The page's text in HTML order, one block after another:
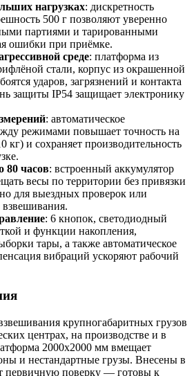
нагрузках: дискретность
500 г позволяют уверенно
партиями и тарированными
ошибки при приёмке.
среде: платформа из
стали, корпус из окрашенной
ударов, загрязнений и контакта
защиты IP54 защищает электронику
: автоматическое
режимами повышает точность на
кг) и сохраняет производительность
80 часов: встроенный аккумулятор
весы по территории без привязки
для выездных проверок или
: 6 кнопок, светодиодный
и функции накопления,
тары, а также автоматическое
вибраций ускоряют рабочий
крупногабаритных грузов
центрах, на производстве и в
2000х2000 мм вмещает
и нестандартные грузы. Внесены в
первичную поверку — готовы к